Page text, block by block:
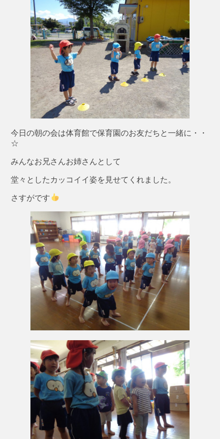
今日の朝の会は体育館で保育園のお友だちと一緒に・・
☆
みんなお兄さんお姉さんとして
堂々としたカッコイイ姿を見せてくれました。
さすがです